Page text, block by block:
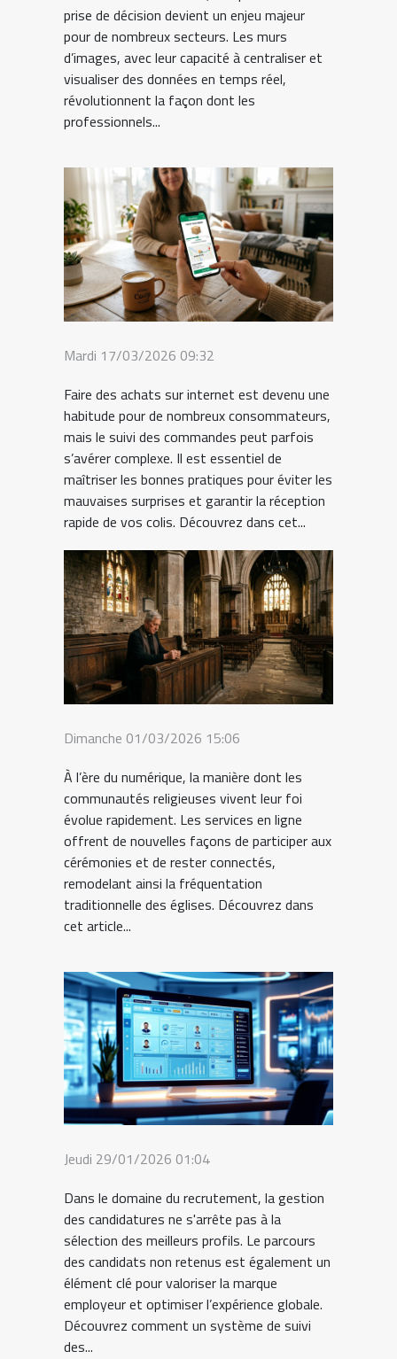
prise de décision devient un enjeu majeur
pour de nombreux secteurs. Les murs
d’images, avec leur capacité à centraliser et
visualiser des données en temps réel,
révolutionnent la façon dont les
professionnels...
Mardi 17/03/2026 09:32
Faire des achats sur internet est devenu une
habitude pour de nombreux consommateurs,
mais le suivi des commandes peut parfois
s’avérer complexe. Il est essentiel de
maîtriser les bonnes pratiques pour éviter les
mauvaises surprises et garantir la réception
rapide de vos colis. Découvrez dans cet...
Dimanche 01/03/2026 15:06
À l’ère du numérique, la manière dont les
communautés religieuses vivent leur foi
évolue rapidement. Les services en ligne
offrent de nouvelles façons de participer aux
cérémonies et de rester connectés,
remodelant ainsi la fréquentation
traditionnelle des églises. Découvrez dans
cet article...
Jeudi 29/01/2026 01:04
Dans le domaine du recrutement, la gestion
des candidatures ne s'arrête pas à la
sélection des meilleurs profils. Le parcours
des candidats non retenus est également un
élément clé pour valoriser la marque
employeur et optimiser l’expérience globale.
Découvrez comment un système de suivi
des...